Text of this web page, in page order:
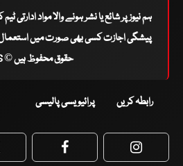
ہم نیوز پر شائع یا نشر ہونے والا مواد ادارتی
پیشگی اجازت کسی بھی صورت میں استعمال
حقوق محفوظ ہیں © 2026
رابطہ کریں پرائیویسی پالیسی
Facebook